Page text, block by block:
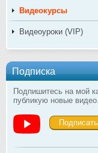
Видеокурсы
Видеоуроки (VIP)
Подписка
Подпишитесь на мой
публикую новые видео.